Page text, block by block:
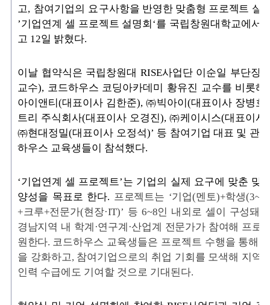
고, 참여기업의 요구사항을 반영한 맞춤형 프로젝트 실
’기업연계 셀 프로젝트 설명회 ‘를 국립창원대학교에서
고 12일 밝혔다.
이날 협약식은 국립창원대 RISE사업단 이순일 부단장
교수), 코드하우스 코딩아카데미 황유진 교수를 비롯해
아이앤티(대표이사 김한준), ㈜빅아이(대표이사 장병호
트리 주식회사(대표이사 오경진), ㈜케이시스(대표이사
㈜현대정밀(대표이사 오정석)’ 등 참여기업 대표 및 관
하우스 교육생들이 참석했다.
‘기업연계 셀 프로젝트’는 기업의 실제 요구에 맞춘 맞
양성을 목표로 한다. 프로젝트는 ‘기업(멘토)+학생(3~4
+크루+전문가(현장·IT)’ 등 6~8인 내외로 셀이 구성돼
경남지역 내 학계·연구계·산업계 전문가가 참여해 프로
원한다. 코드하우스 교육생들은 프로젝트 수행을 통해
을 강화하고, 참여기업으로의 취업 기회를 모색해 지역
인력 수급에도 기여할 것으로 기대된다.